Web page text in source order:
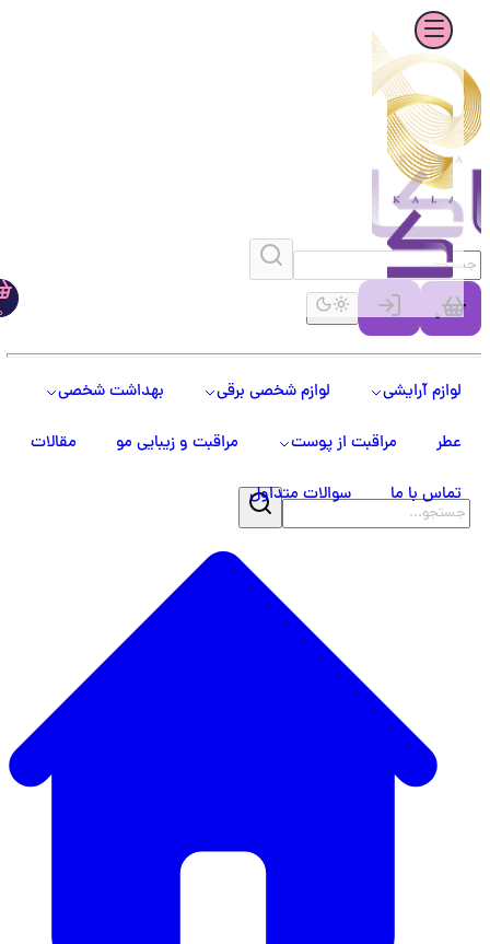
0
لوازم آرایشی لوازم شخصی برقی بهداشت شخصی
مراقبت از پوست مراقبت و زیبایی مو مقالات
تماس با ما سوالات متداول